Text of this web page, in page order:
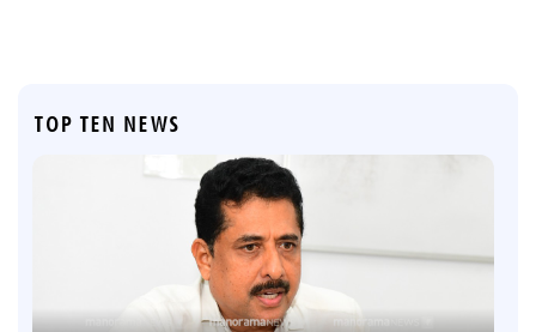
TOP TEN NEWS